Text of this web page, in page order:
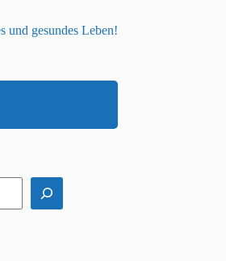
und gesundes Leben!